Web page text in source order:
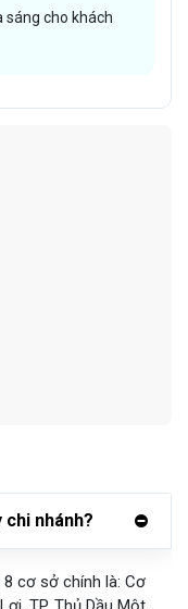
sáng cho khách
chi nhánh?
8 cơ sở chính là: Cơ